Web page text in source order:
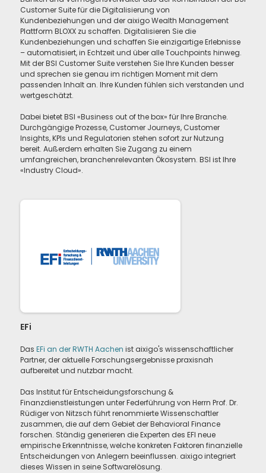
Customer Suite für die Digitalisierung von
Kundenbeziehungen und der aixigo Wealth Management
Plattform BLOXX zu schaffen. Digitalisieren Sie die
Kundenbeziehungen und schaffen Sie einzigartige Erlebnisse
– automatisiert, in Echtzeit und über alle Touchpoints hinweg.
Mit der BSI Customer Suite verstehen Sie Ihre Kunden besser
und sprechen sie genau im richtigen Moment mit dem
passenden Inhalt an. Ihre Kunden fühlen sich verstanden und
wertgeschätzt.
Dabei bietet BSI «Business out of the box» für Ihre Branche.
Durchgängige Prozesse, Customer Journeys, Customer
Insights, KPIs und Regulatorien stehen sofort zur Nutzung
bereit. Außerdem erhalten Sie Zugang zu einem
umfangreichen, branchenrelevanten Ökosystem. BSI ist Ihre
«Industry Cloud».
EFi
Das EFi an der RWTH Aachen ist aixigo's wissenschaftlicher
Partner, der aktuelle Forschungsergebnisse praxisnah
aufbereitet und nutzbar macht.
Das Institut für Entscheidungsforschung &
Finanzdienstleistungen unter Federführung von Herrn Prof. Dr.
Rüdiger von Nitzsch führt renommierte Wissenschaftler
zusammen, die auf dem Gebiet der Behavioral Finance
forschen. Ständig generieren die Experten des EFI neue
empirische Erkenntnisse, welche konkreten Faktoren finanzielle
Entscheidungen von Anlegern beeinflussen. aixigo integriert
dieses Wissen in seine Softwarelösung.